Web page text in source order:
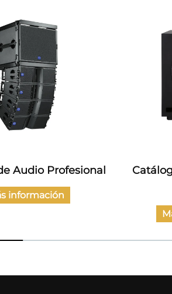
Audio Profesional
información